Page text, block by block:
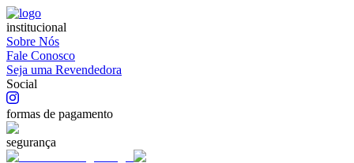
institucional
Sobre Nós
Fale Conosco
Seja uma Revendedora
Social
formas de pagamento
segurança